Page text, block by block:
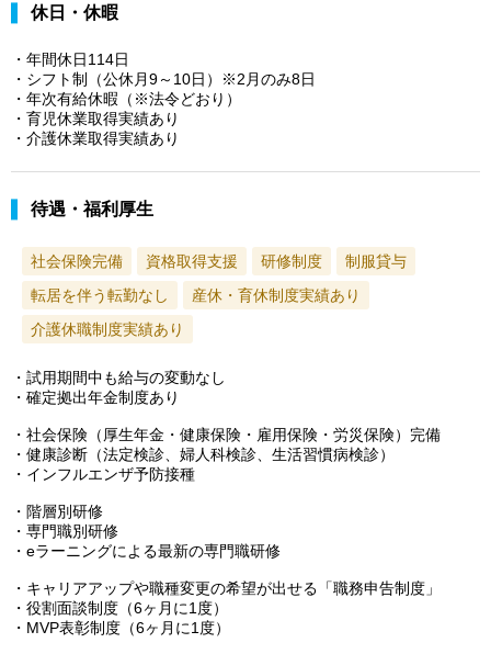
休日・休暇
・年間休日114日
・シフト制（公休月9～10日）※2月のみ8日
・年次有給休暇（※法令どおり）
・育児休業取得実績あり
・介護休業取得実績あり
待遇・福利厚生
社会保険完備 資格取得支援 研修制度
制服貸与
転居を伴う転勤なし
産休・育休制度実績あり
介護休職制度実績あり
・試用期間中も給与の変動なし
・確定拠出年金制度あり
・社会保険（厚生年金・健康保険・雇用保険・労災保険）完備
・健康診断（法定検診、婦人科検診、生活習慣病検診）
・インフルエンザ予防接種
・階層別研修
・専門職別研修
・eラーニングによる最新の専門職研修
・キャリアアップや職種変更の希望が出せる「職務申告制度」
・役割面談制度（6ヶ月に1度）
・MVP表彰制度（6ヶ月に1度）